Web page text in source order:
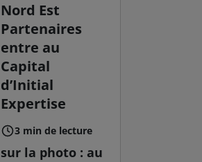
Nord Est
Partenaires
entre au
Capital
d’Initial
Expertise
3 min de lecture
sur la photo : au